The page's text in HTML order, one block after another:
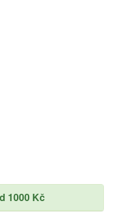
1000 Kč